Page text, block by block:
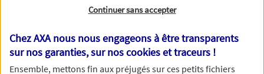
demande, nous vous répondrons dans les
meilleurs délais par mail ou par téléphone.
Votre message :
Continuer sans accepter
Chez AXA nous nous engageons à être transparents
sur nos garanties, sur noscookies et traceurs !
Ensemble, mettons fin aux préjugés sur ces petits fichiers